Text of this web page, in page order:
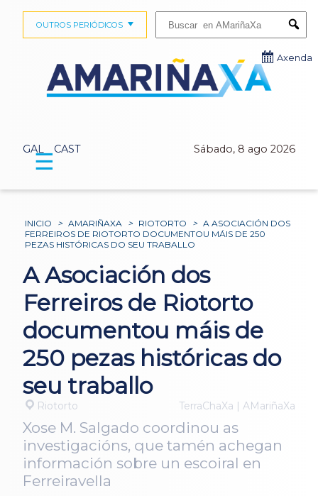
GAL CAST Sábado, 8 ago 2026
OUTROS PERIÓDICOS
Axenda
☰
INICIO > AMARIÑAXA > RIOTORTO > A ASOCIACIÓN DOS
FERREIROS DE RIOTORTO DOCUMENTOU MÁIS DE 250
PEZAS HISTÓRICAS DO SEU TRABALLO
A Asociación dos
Ferreiros de Riotorto
documentou máis de
250 pezas históricas do
seu traballo
Riotorto TerraChaXa | AMariñaXa
Xose M. Salgado coordinou as
investigacións, que tamén achegan
información sobre un escoiral en
Ferreiravella